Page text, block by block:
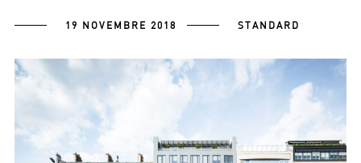
19 NOVEMBRE 2018 STANDARD